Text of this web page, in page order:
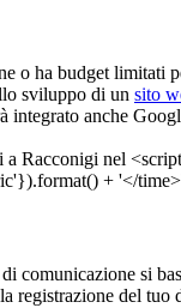
o ha budget
sviluppo di un sito
integrato anche
comunicazione si
registrazione del